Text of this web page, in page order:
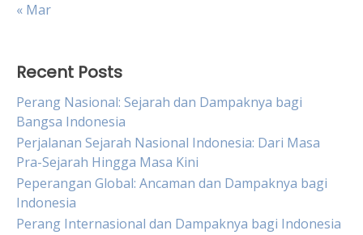
« Mar
Recent Posts
Perang Nasional: Sejarah dan Dampaknya bagi
Bangsa Indonesia
Perjalanan Sejarah Nasional Indonesia: Dari Masa
Pra-Sejarah Hingga Masa Kini
Peperangan Global: Ancaman dan Dampaknya bagi
Indonesia
Perang Internasional dan Dampaknya bagi Indonesia